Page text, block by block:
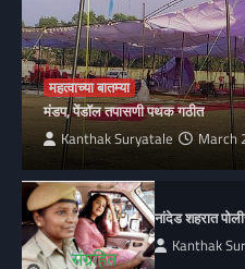
महत्वाच्या बातम्या
मंडप, पेंडॉल तपासणी पथक गठीत
Kanthak Suryatale March
नांदेड शहरात
Kanthak